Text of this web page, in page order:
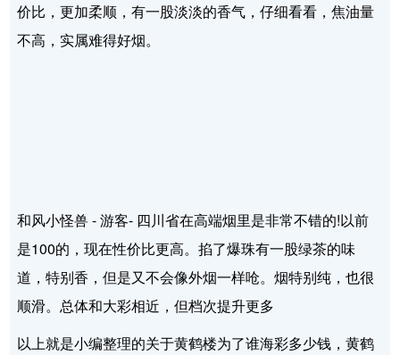
价比，更加柔顺，有一股淡淡的香气，仔细看看，焦油量
不高，实属难得好烟。
和风小怪兽 - 游客- 四川省在高端烟里是非常不错的!以前
是100的，现在性价比更高。掐了爆珠有一股绿茶的味
道，特别香，但是又不会像外烟一样呛。烟特别纯，也很
顺滑。总体和大彩相近，但档次提升更多
以上就是小编整理的关于黄鹤楼为了谁海彩多少钱，黄鹤